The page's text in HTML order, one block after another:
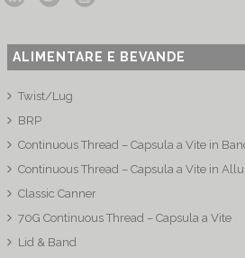
ALIMENTARE E BEVANDE
Twist/Lug
BRP
Continuous Thread – Capsula a Vite in
Continuous Thread – Capsula a Vite in
Classic Canner
70G Continuous Thread – Capsula a Vite
Lid & Band